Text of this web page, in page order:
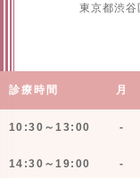
東京都渋
診療時間 月
10:30～13:00 -
14:30～19:00 -